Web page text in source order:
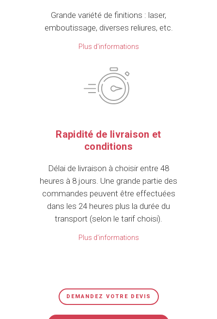
Grande variété de finitions : laser,
emboutissage, diverses reliures, etc.
Plus d'informations
Rapidité de livraison et
conditions
Délai de livraison à choisir entre 48
heures à 8 jours. Une grande partie des
commandes peuvent être effectuées
dans les 24 heures plus la durée du
transport (selon le tarif choisi).
Plus d'informations
DEMANDEZ VOTRE DEVIS